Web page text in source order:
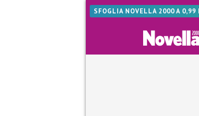
SFOGLIA NOVELLA 2000 A 0,99